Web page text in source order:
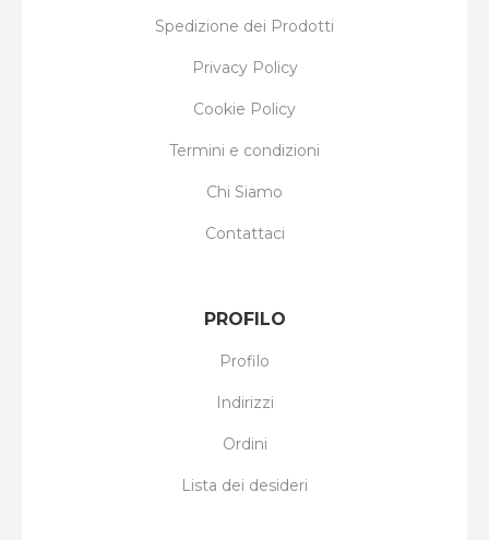
Spedizione dei Prodotti
Privacy Policy
Cookie Policy
Termini e condizioni
Chi Siamo
Contattaci
PROFILO
Profilo
Indirizzi
Ordini
Lista dei desideri